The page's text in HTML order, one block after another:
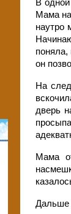
В одной
Мама
наутро
поняла,
он
На
дверь
Мама
Дальше